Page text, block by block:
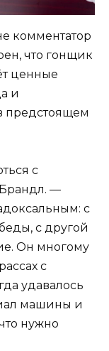
комментатор
что гонщик
ценные
и
предстоящем
с
—
с
с другой
Он многому
с
удавалось
машины и
нужно